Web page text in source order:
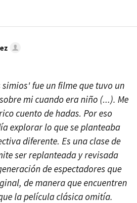
fue un filme que tuvo un
mi cuando era niño (...). Me
cuento de hadas. Por eso
explorar lo que se planteaba
diferente. Es una clase de
ser replanteada y revisada
de espectadores que
de manera que encuentren
la película clásica omitía.